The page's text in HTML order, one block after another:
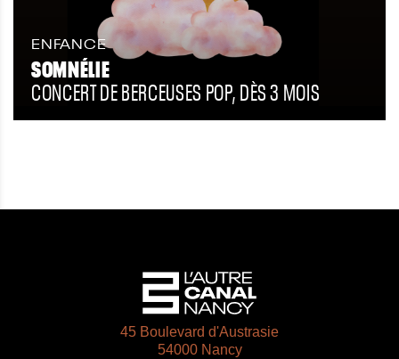
ENFANCE
SOMNÉLIE
CONCERT DE BERCEUSES POP, DÈS 3 MOIS
45 Boulevard d'Austrasie
54000 Nancy